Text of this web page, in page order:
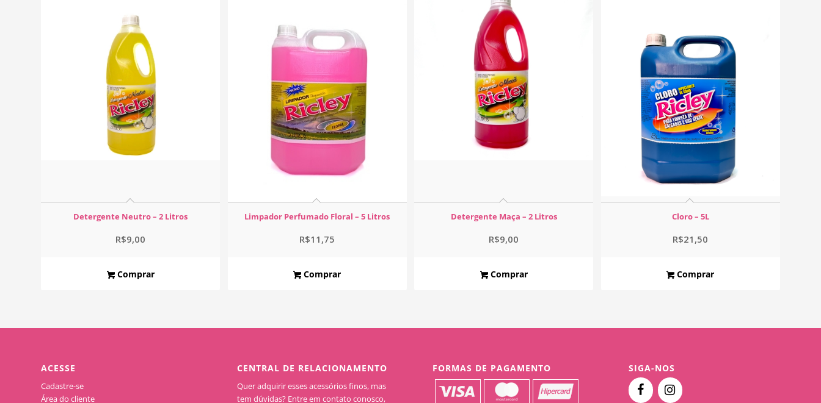
Detergente Neutro – 2 Litros
R$9,00
Comprar
Limpador Perfumado Floral – 5 Litros
R$11,75
Comprar
Detergente Maça – 2 Litros
R$9,00
Comprar
Cloro – 5L
R$21,50
Comprar
ACESSE
Cadastre-se
Área do cliente
CENTRAL DE RELACIONAMENTO
Quer adquirir esses acessórios finos, mas
tem dúvidas? Entre em contato conosco,
FORMAS DE PAGAMENTO SIGA-NOS